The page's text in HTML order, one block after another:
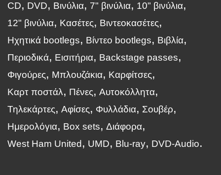
CD DVD Βινύλια 7" βινύλια
10" βινύλια
12" βινύλια
Κασέτες
Βιντεοκασέτες
Ηχητικά bootlegs
Βίντεο bootlegs
Βιβλία
Περιοδικά
Εισιτήρια
Backstage passes
Φιγούρες
Μπλουζάκια
Καρφίτσες
Καρτ ποστάλ
Πένες
Αυτοκόλλητα
Τηλεκάρτες
Αφίσες Φυλλάδια
Σουβέρ
Ημερολόγια
Box sets
Διάφορα
West Ham United
UMD Blu-ray DVD-Audio